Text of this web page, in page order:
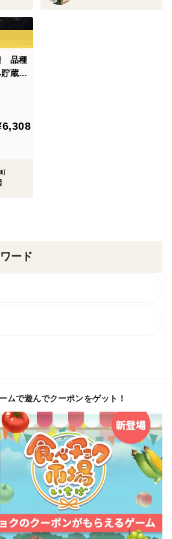
品種
蔵の
ード
ムで遊んでクーポンをゲット！